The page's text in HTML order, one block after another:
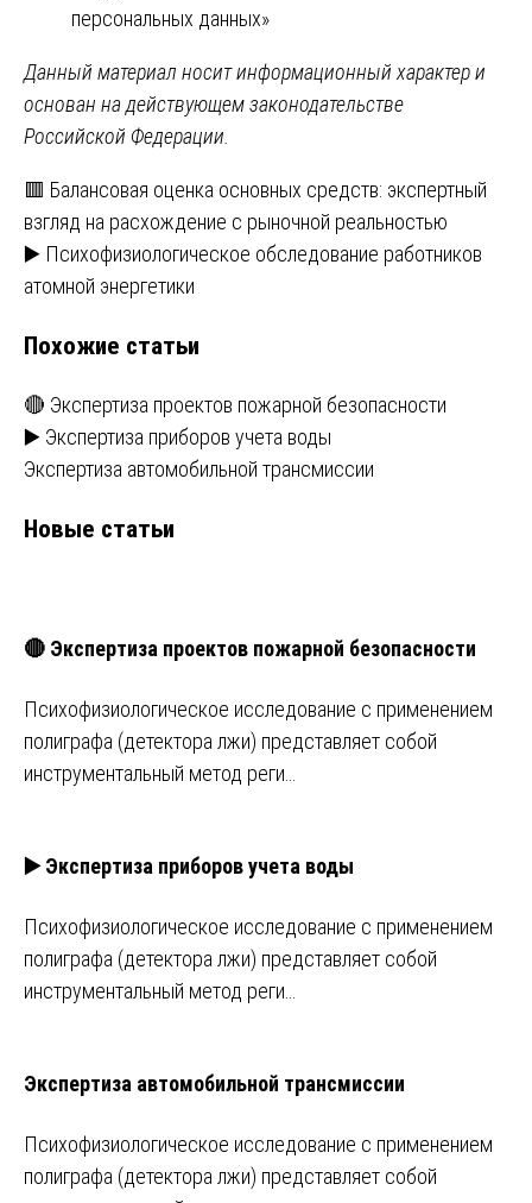
персональных данных»
Данный материал носит информационный характер и
основан на действующем законодательстве
Российской Федерации.
Навигация
по
записям
🟥 Балансовая оценка основных средств: экспертный
взгляд на расхождение с рыночной реальностью
▶️ Психофизиологическое обследование работников
атомной энергетики
Похожие статьи
🔴 Экспертиза проектов пожарной безопасности
▶️ Экспертиза приборов учета воды
Экспертиза автомобильной трансмиссии
Новые статьи
🔴 Экспертиза проектов пожарной безопасности
Психофизиологическое исследование с применением
полиграфа (детектора лжи) представляет собой
инструментальный метод реги…
▶️ Экспертиза приборов учета воды
Психофизиологическое исследование с применением
полиграфа (детектора лжи) представляет собой
инструментальный метод реги…
Экспертиза автомобильной трансмиссии
Психофизиологическое исследование с применением
полиграфа (детектора лжи) представляет собой